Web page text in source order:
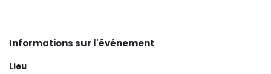
Informations sur l'événement
Lieu